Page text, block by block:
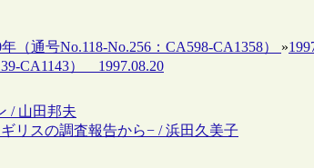
（通号No.118-No.256：CA598-CA1358） »
CA1143） 1997.08.20
/ 山田邦夫
リスの調査報告から− / 浜田久美子